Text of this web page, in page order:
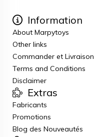
Information
About Marpytoys
Other links
Commander et Livraison
Terms and Conditions
Disclaimer
Extras
Fabricants
Promotions
Blog des Nouveautés